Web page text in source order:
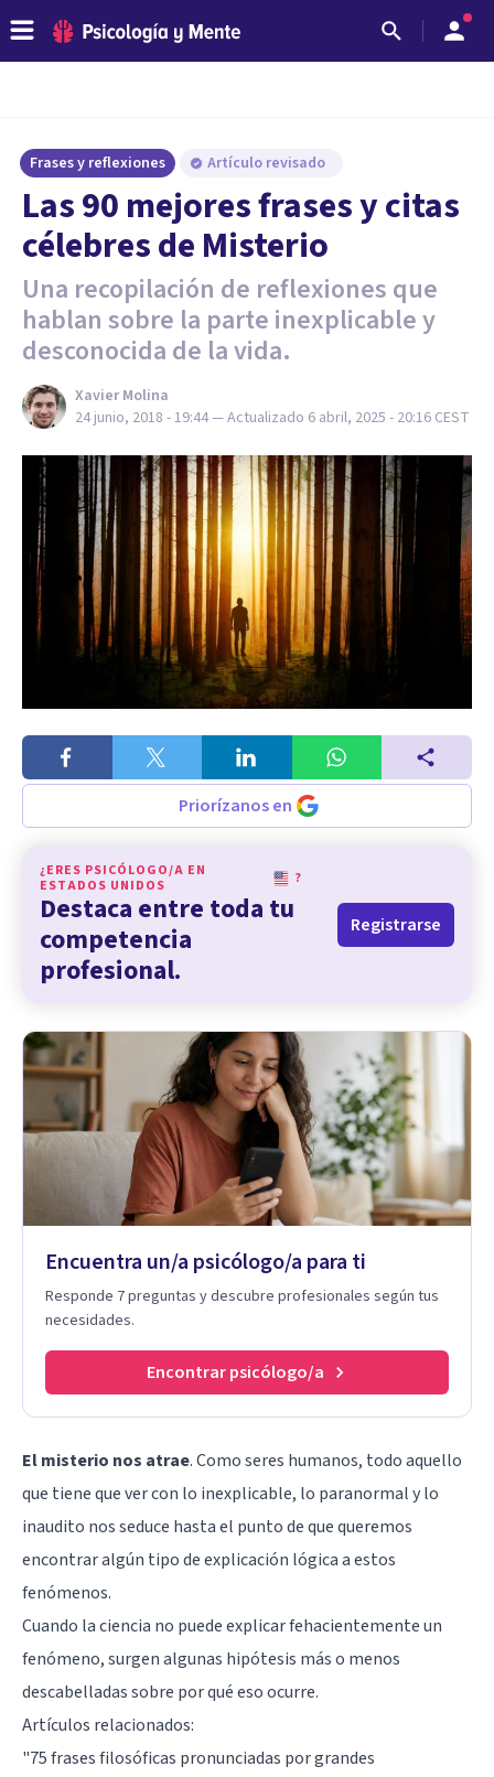
Frases y reflexiones Artículo revisado
Las 90 mejores frases y citas
célebres de Misterio
Una recopilación de reflexiones que
hablan sobre la parte inexplicable y
desconocida de la vida.
Xavier Molina
24 junio, 2018 - 19:44— Actualizado 6 abril, 2025 - 20:16 CEST
Priorízanos en
¿ERES PSICÓLOGO/A EN
ESTADOS UNIDOS
?
Destaca entre toda tu
competencia
profesional.
Registrarse
Encuentra un/a psicólogo/a para ti
Responde 7 preguntas y descubre profesionales según tus
necesidades.
Encontrar psicólogo/a
El misterio nos atrae. Como seres humanos, todo aquello
que tiene que ver con lo inexplicable, lo paranormal y lo
inaudito nos seduce hasta el punto de que queremos
encontrar algún tipo de explicación lógica a estos
fenómenos.
Cuando la ciencia no puede explicar fehacientemente un
fenómeno, surgen algunas hipótesis más o menos
descabelladas sobre por qué eso ocurre.
Artículos relacionados:
"75 frases filosóficas pronunciadas por grandes